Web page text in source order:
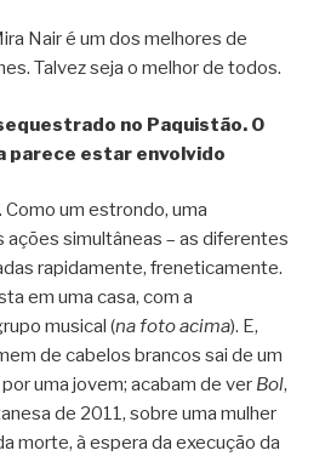
Nair é um dos melhores de
Talvez seja o melhor de todos.
no Paquistão. O
parece estar envolvido
Como um estrondo, uma
ações simultâneas – as diferentes
rapidamente, freneticamente.
em uma casa, com a
musical (na foto acima). E,
de cabelos brancos sai de um
uma jovem; acabam de ver Bol,
de 2011, sobre uma mulher
morte, à espera da execução da